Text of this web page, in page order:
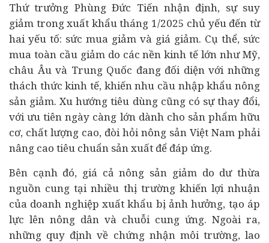
Thứ trưởng Phùng Đức Tiến nhận định, sự suy
giảm trong xuất khẩu tháng 1/2025 chủ yếu đến từ
hai yếu tố: sức mua giảm và giá giảm. Cụ thể, sức
mua toàn cầu giảm do các nềnkinh tế lớn như Mỹ,
châu Âu và Trung Quốc đang đối diện với những
thách thức kinh tế, khiến nhu cầu nhập khẩu nông
sản giảm. Xu hướng tiêu dùng cũng có sự thay đổi,
với ưu tiên ngày càng lớn dành cho sản phẩm hữu
cơ, chất lượng cao, đòi hỏi nông sản Việt Nam phải
nâng cao tiêu chuẩn sản xuất để đáp ứng.
Bên cạnh đó, giá cả nông sản giảm do dư thừa
nguồn cung tại nhiều thị trường khiến lợi nhuận
của doanh nghiệp xuất khẩu bị ảnh hưởng, tạo áp
lực lên nông dân và chuỗi cung ứng. Ngoài ra,
những quy định về chứng nhận môi trường, lao